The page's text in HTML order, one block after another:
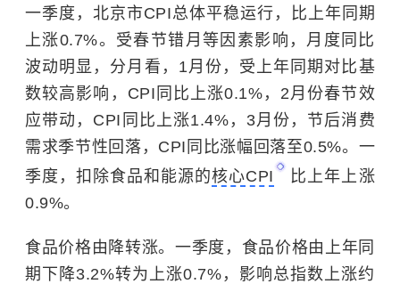
一季度，北京市CPI总体平稳运行，比上年同期
上涨0.7%。受春节错月等因素影响，月度同比
波动明显，分月看，1月份，受上年同期对比基
数较高影响，CPI同比上涨0.1%，2月份春节效
应带动，CPI同比上涨1.4%，3月份，节后消费
需求季节性回落，CPI同比涨幅回落至0.5%。一
季度，扣除食品和能源的核心CPI
比上年上涨
0.9%。
食品价格由降转涨。一季度，食品价格由上年同
期下降3.2%转为上涨0.7%，影响总指数上涨约